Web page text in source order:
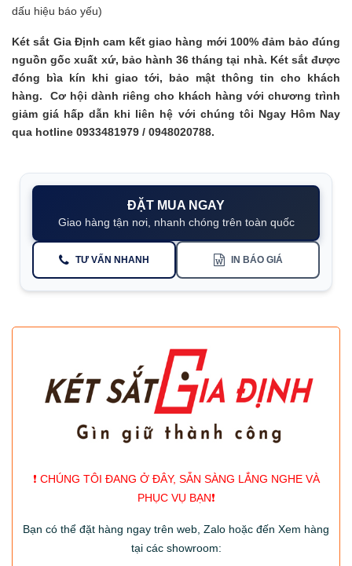
dấu hiệu báo yếu)
Két sắt Gia Định cam kết giao hàng mới 100% đảm bảo đúng
nguồn gốc xuất xứ, bảo hành 36 tháng tại nhà. Két sắt được
đóng bìa kín khi giao tới, bảo mật thông tin cho khách
hàng. Cơ hội dành riêng cho khách hàng với chương trình
giảm giá hấp dẫn khi liên hệ với chúng tôi Ngay Hôm Nay
qua hotline 0933481979 / 0948020788.
ĐẶT MUA NGAY
Giao hàng tận nơi, nhanh chóng trên toàn quốc
TƯ VẤN NHANH IN BÁO GIÁ
❗️ CHÚNG TÔI ĐANG Ở ĐÂY, SẴN SÀNG LẮNG NGHE VÀ
PHỤC VỤ BẠN❗️
Bạn có thể đặt hàng ngay trên web, Zalo hoặc đến Xem hàng
tại các showroom: